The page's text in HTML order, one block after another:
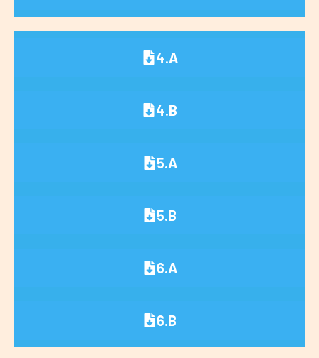
4.A
4.B
5.A
5.B
6.A
6.B